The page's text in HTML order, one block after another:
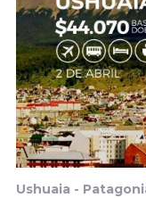
Ushuaia -